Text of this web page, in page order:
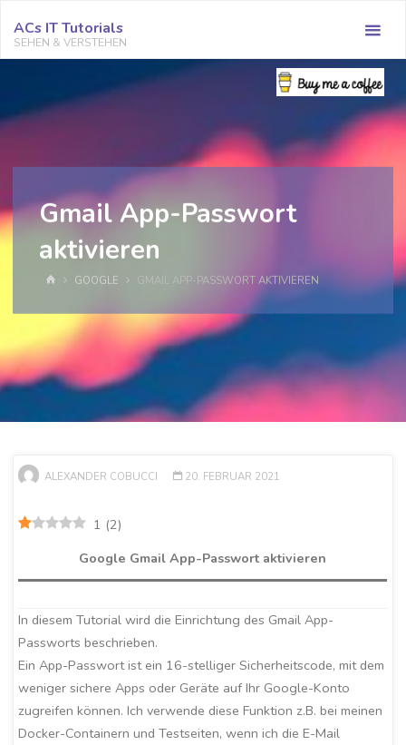
Inhalt
springen
ACs IT Tutorials
SEHEN & VERSTEHEN
Gmail App-Passwort
aktivieren
STARTGOOGLE GMAIL APP-PASSWORT AKTIVIEREN
ALEXANDER COBUCCI 20. FEBRUAR 2021
1 (2)
Google Gmail App-Passwort aktivieren
In diesem Tutorial wird die Einrichtung des Gmail App-
Passworts beschrieben.
Ein App-Passwort ist ein 16-stelliger Sicherheitscode, mit dem
weniger sichere Apps oder Geräte auf Ihr Google-Konto
zugreifen können. Ich verwende diese Funktion z.B. bei meinen
Docker-Containern und Testseiten, wenn ich die E-Mail